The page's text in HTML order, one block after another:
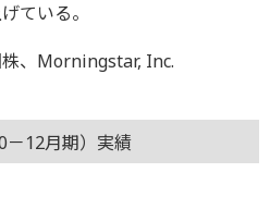
ている。
、Morningstar, Inc.
－12月期）実績